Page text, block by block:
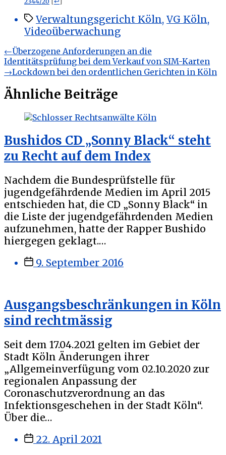
Schlagwörter
Verwaltungsgericht Köln, VG Köln,
Videoüberwachung
Beitragsnavigation
←Vorheriger
Beitrag:
Überzogene Anforderungen an die
Identitätsprüfung bei dem Verkauf von SIM-Karten
→Nächster
Lockdown bei den ordentlichen Gerichten in Köln
Ähnliche Beiträge
Bushidos CD „Sonny Black“ steht
zu Recht auf dem Index
Nachdem die Bundesprüfstelle für
jugendgefährdende Medien im April 2015
entschieden hat, die CD „Sonny Black“ in
die Liste der jugendgefährdenden Medien
aufzunehmen, hatte der Rapper Bushido
hiergegen geklagt.…
Veröffentlichungsdatum
9. September 2016
Ausgangsbeschränkungen in Köln
sind rechtmässig
Seit dem 17.04.2021 gelten im Gebiet der
Stadt Köln Änderungen ihrer
„Allgemeinverfügung vom 02.10.2020 zur
regionalen Anpassung der
Coronaschutzverordnung an das
Infektionsgeschehen in der Stadt Köln“.
Über die…
Veröffentlichungsdatum
22. April 2021